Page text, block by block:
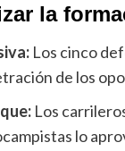
la
Los cinco
de los
Los
lo